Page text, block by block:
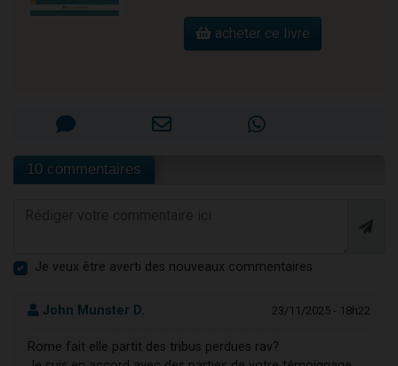
acheter ce livre
10 commentaires
Je veux être averti des nouveaux commentaires
John Munster D. 23/11/2025 - 18h22
Rome fait elle partit des tribus perdues rav?